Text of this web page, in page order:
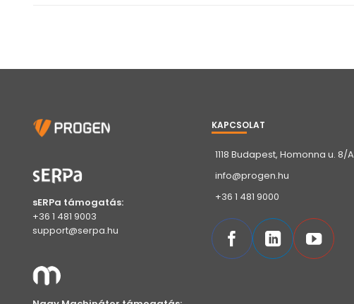
sERPa támogatás:
+36 1 481 9003
support@serpa.hu
KAPCSOLAT
1118 Budapest, Homonna u. 8/A
info@progen.hu
+36 1 481 9000